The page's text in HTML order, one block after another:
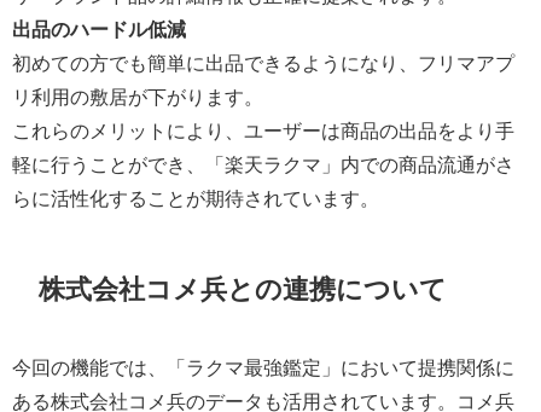
出品のハードル低減
初めての方でも簡単に出品できるようになり、フリマアプ
リ利用の敷居が下がります。
これらのメリットにより、ユーザーは商品の出品をより手
軽に行うことができ、「楽天ラクマ」内での商品流通がさ
らに活性化することが期待されています。
株式会社コメ兵との連携について
今回の機能では、「ラクマ最強鑑定」において提携関係に
ある株式会社コメ兵のデータも活用されています。コメ兵